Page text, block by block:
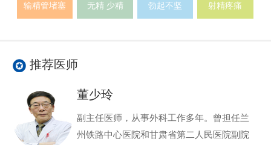
输精管堵塞 无精 少精 勃起不坚 射精疼痛
推荐医师
董少玲
副主任医师，从事外科工作多年。曾担任兰
州铁路中心医院和甘肃省第二人民医院副院